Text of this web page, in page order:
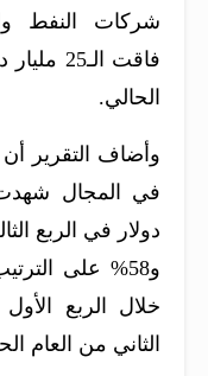
شركات النفط
فاقت
الحالي.
الثاني من العام